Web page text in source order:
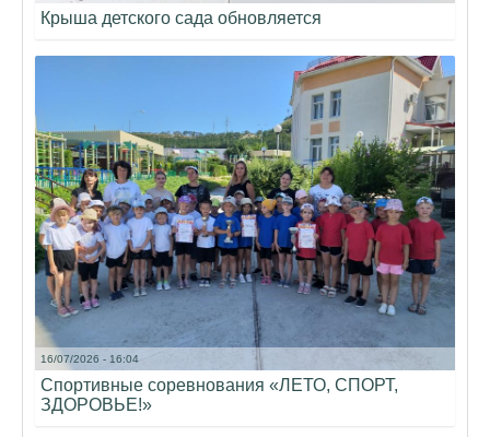
Крыша детского сада обновляется
16/07/2026 - 16:04
Спортивные соревнования «ЛЕТО, СПОРТ,
ЗДОРОВЬЕ!»